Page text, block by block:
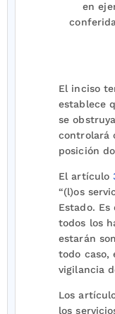
en
El inciso
establece
se
controlará
posición
El artículo
“(l)os
Estado.
todos los
estarán
todo caso,
vigilancia
Los
los